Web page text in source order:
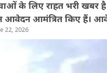
के लिए राहत भरी
आमंत्रित किए हैं।
22, 2026